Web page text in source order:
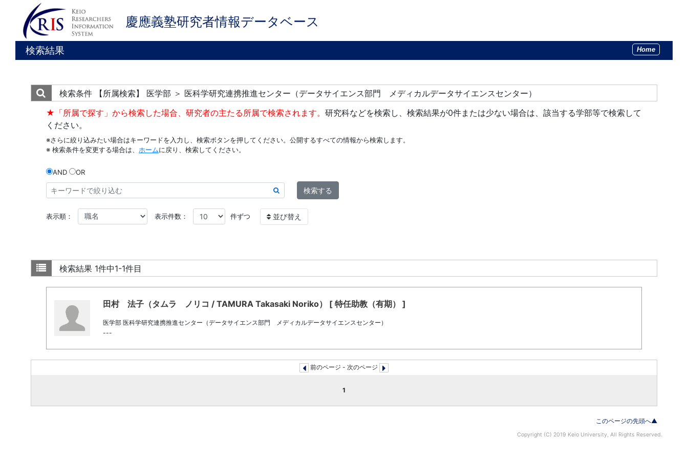
慶應義塾研究者情報データベース
検索結果 Home
検索条件
【所属検索】 医学部 ＞ 医科学研究連携推進センター（データサイエンス部門 メディカルデータサイエンスセンター）
★「所属で探す」から検索した場合、研究者の主たる所属で検索されます。 研究科などを検索し、検索結果が0件または少ない場合は、該当する学部等で検索して
ください。
※さらに絞り込みたい場合はキーワードを入力し、検索ボタンを押してください。公開するすべての情報から検索します。
※ 検索条件を変更する場合は、 ホームに戻り、検索してください。
AND OR
検索する
表示順： 表示件数： 件ずつ 並び替え
検索結果 1件中1-1件目
田村 法子（タムラ ノリコ / TAMURA Takasaki Noriko） [ 特任助教（有期） ]
医学部 医科学研究連携推進センター（データサイエンス部門 メディカルデータサイエンスセンター）
---
前のページ - 次のページ
1
このページの先頭へ▲
Copyright (C) 2019 Keio University, All Rights Reserved.